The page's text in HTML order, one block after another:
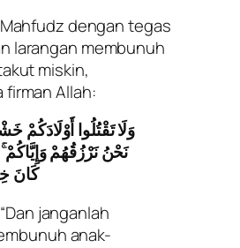
dengan tegas
larangan membunuh
miskin,
firman Allah:
وَلَا تَقْتُلُوا أَوْلَادَكُمْ
نَحْنُ نَرْزُقُهُمْ وَإِيَّاكُمْ
كَانَ
janganlah
anak-